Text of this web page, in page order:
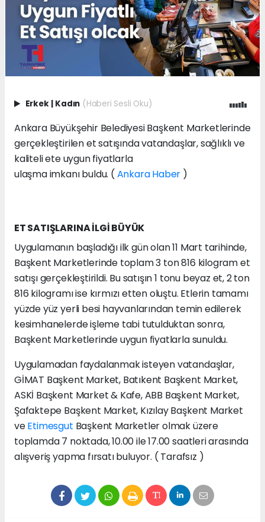
Erkek | Kadın (Haberi Sesli Oku)
Ankara Büyükşehir Belediyesi Başkent Marketlerinde
gerçekleştirilen et satışında vatandaşlar, sağlıklı ve
kaliteli ete uygun fiyatlarla
ulaşma imkanı buldu. ( Ankara Haber )
ET SATIŞLARINA İLGİ BÜYÜK
Uygulamanın başladığı ilk gün olan 11 Mart tarihinde,
Başkent Marketlerinde toplam 3 ton 816 kilogram et
satışı gerçekleştirildi. Bu satışın 1 tonu beyaz et, 2 ton
816 kilogramı ise kırmızı etten oluştu. Etlerin tamamı
yüzde yüz yerli besi hayvanlarından temin edilerek
kesimhanelerde işleme tabi tutulduktan sonra,
Başkent Marketlerinde uygun fiyatlarla sunuldu.
Uygulamadan faydalanmak isteyen vatandaşlar,
GİMAT Başkent Market, Batıkent Başkent Market,
ASKİ Başkent Market & Kafe, ABB Başkent Market,
Şafaktepe Başkent Market, Kızılay Başkent Market
veEtimesgut Başkent Marketler olmak üzere
toplamda 7 noktada, 10.00 ile 17.00 saatleri arasında
alışveriş yapma fırsatı buluyor. ( Tarafsız )